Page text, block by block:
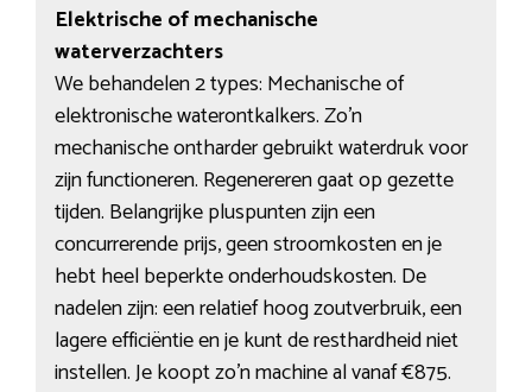
Elektrische of mechanische
waterverzachters
We behandelen 2 types: Mechanische of
elektronische waterontkalkers. Zo’n
mechanische ontharder gebruikt waterdruk voor
zijn functioneren. Regenereren gaat op gezette
tijden. Belangrijke pluspunten zijn een
concurrerende prijs, geen stroomkosten en je
hebt heel beperkte onderhoudskosten. De
nadelen zijn: een relatief hoog zoutverbruik, een
lagere efficiëntie en je kunt de resthardheid niet
instellen. Je koopt zo’n machine al vanaf €875.